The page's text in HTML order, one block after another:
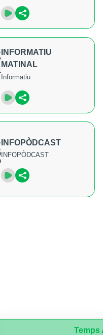
INFORMATIU
MATINAL
Informatiu
INFOPÒDCAST
INFOPÒDCAST
Temps